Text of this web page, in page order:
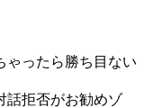
ゃったら勝ち目ない
話拒否がお勧めゾ